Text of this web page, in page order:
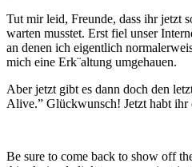
Tut mir leid, Freunde, dass ihr jetzt
warten musstet. Erst fiel unser
an denen ich eigentlich
mich eine Erk¨altung umgehauen.
Aber jetzt gibt es dann doch den
Alive.” Glückwunsch! Jetzt habt
Be sure to come back to show off